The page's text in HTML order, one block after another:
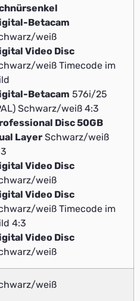
Betacam
weiß
Video Disc
weiß Timecode im
Betacam 576i/25
Schwarz/weiß 4:3
Disc 50GB
Layer Schwarz/weiß
Video Disc
weiß
Video Disc
weiß Timecode im
4:3
Video Disc
weiß
weiß